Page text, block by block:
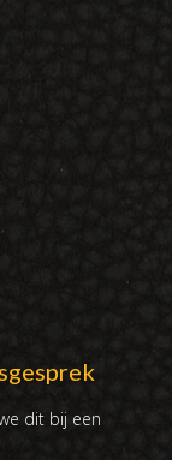
dit bij een